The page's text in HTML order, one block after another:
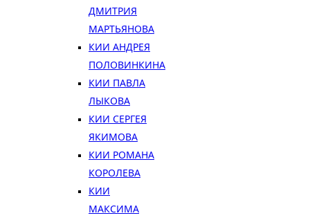
ДМИТРИЯ
МАРТЬЯНОВА
КИИ АНДРЕЯ
ПОЛОВИНКИНА
КИИ ПАВЛА
ЛЫКОВА
КИИ СЕРГЕЯ
ЯКИМОВА
КИИ РОМАНА
КОРОЛЕВА
КИИ
МАКСИМА